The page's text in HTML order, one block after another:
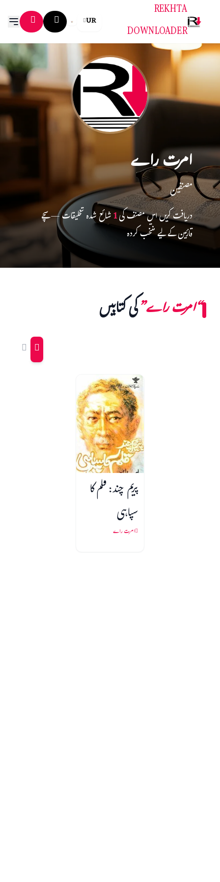
REKHTA
DOWNLOADER
UR
امرت راے
مصنفین
دریافت کریں اس مصنف کی1شائع شدہ تخلیقات — سچے
قارئین کے لیے منتخب کردہ
“امرت راے”کی کتابیں
پریم چند: قلم کا
سپاہی
امرت راے